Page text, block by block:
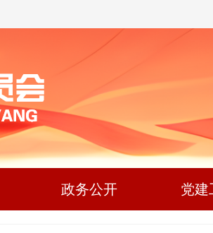
政务公开 党建